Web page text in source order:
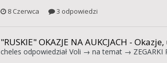
8 Czerwca
3 odpowiedzi
"RUSKIE" OKAZJE NA AUKCJACH -
cheles odpowiedział Voli → na temat → ZEGARKI